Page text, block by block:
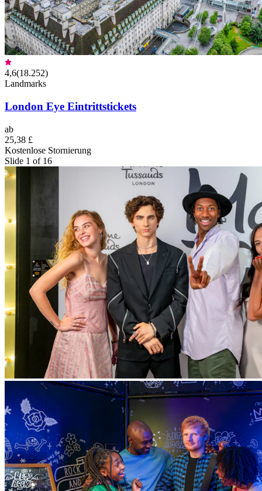
4,6(18.252)
Landmarks
London Eye Eintrittstickets
ab
25,38 £
Kostenlose Stornierung
Slide 1 of 16